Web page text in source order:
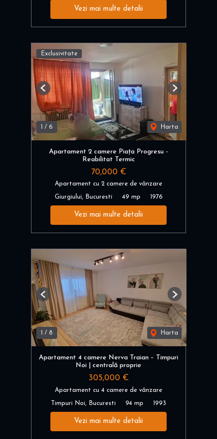
Vezi mai multe detalii
Exclusivitate
1 / 6 Harta
Previous Next
Apartament 2 camere Piața Progresu -
Reabilitat Termic
70,000 €
Apartament cu 2 camere de vânzare
Giurgiului, Bucuresti 49 mp 1976
Vezi mai multe detalii
/ 8 Harta
Previous Next
Apartament 4 camere Nerva Traian – Timpuri
Noi | centrală proprie
305,000 €
Apartament cu 4 camere de vânzare
Timpuri Noi, Bucuresti 94 mp 1993
Vezi mai multe detalii